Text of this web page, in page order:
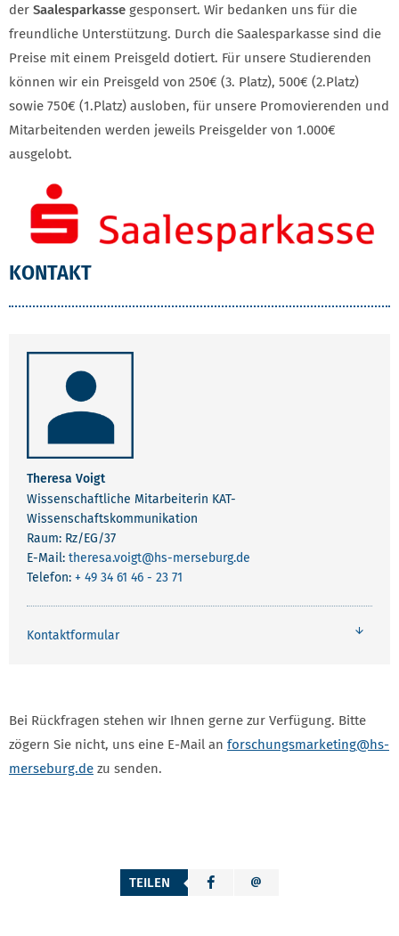
der Saalesparkasse gesponsert. Wir bedanken uns für die
freundliche Unterstützung. Durch die Saalesparkasse sind die
Preise mit einem Preisgeld dotiert. Für unsere Studierenden
können wir ein Preisgeld von 250€ (3. Platz), 500€ (2.Platz)
sowie 750€ (1.Platz) ausloben, für unsere Promovierenden und
Mitarbeitenden werden jeweils Preisgelder von 1.000€
ausgelobt.
KONTAKT
Theresa Voigt
Wissenschaftliche Mitarbeiterin KAT-
Wissenschaftskommunikation
Raum: Rz/EG/37
E-Mail: theresa.voigt@hs-merseburg.de
Telefon: + 49 34 61 46 - 23 71
Kontaktformular
Bei Rückfragen stehen wir Ihnen gerne zur Verfügung. Bitte
zögern Sie nicht, uns eine E-Mail an forschungsmarketing@hs-
merseburg.de zu senden.
TEILEN